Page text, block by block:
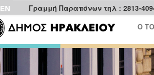
EN Γραμμή Παραπόνων τηλ : 2813-
Ο